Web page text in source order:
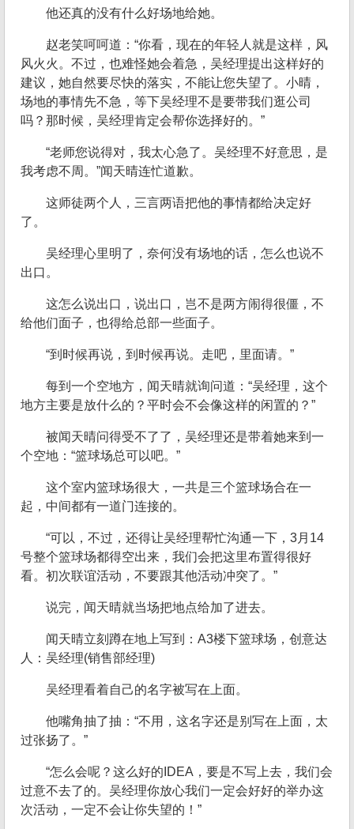
他还真的没有什么好场地给她。
赵老笑呵呵道：“你看，现在的年轻人就是这样，风
风火火。不过，也难怪她会着急，吴经理提出这样好的
建议，她自然要尽快的落实，不能让您失望了。小晴，
场地的事情先不急，等下吴经理不是要带我们逛公司
吗？那时候，吴经理肯定会帮你选择好的。”
“老师您说得对，我太心急了。吴经理不好意思，是
我考虑不周。”闻天晴连忙道歉。
这师徒两个人，三言两语把他的事情都给决定好
了。
吴经理心里明了，奈何没有场地的话，怎么也说不
出口。
这怎么说出口，说出口，岂不是两方闹得很僵，不
给他们面子，也得给总部一些面子。
“到时候再说，到时候再说。走吧，里面请。”
每到一个空地方，闻天晴就询问道：“吴经理，这个
地方主要是放什么的？平时会不会像这样的闲置的？”
被闻天晴问得受不了了，吴经理还是带着她来到一
个空地：“篮球场总可以吧。”
这个室内篮球场很大，一共是三个篮球场合在一
起，中间都有一道门连接的。
“可以，不过，还得让吴经理帮忙沟通一下，3月14
号整个篮球场都得空出来，我们会把这里布置得很好
看。初次联谊活动，不要跟其他活动冲突了。”
说完，闻天晴就当场把地点给加了进去。
闻天晴立刻蹲在地上写到：A3楼下篮球场，创意达
人：吴经理(销售部经理)
吴经理看着自己的名字被写在上面。
他嘴角抽了抽：“不用，这名字还是别写在上面，太
过张扬了。”
“怎么会呢？这么好的IDEA，要是不写上去，我们会
过意不去了的。吴经理你放心我们一定会好好的举办这
次活动，一定不会让你失望的！”